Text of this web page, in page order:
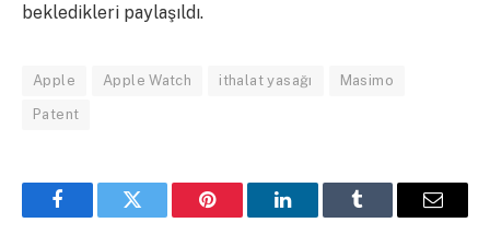
bekledikleri paylaşıldı.
Apple Apple Watch ithalat yasağı Masimo
Patent
FacebookTwitter Pinterest LinkedInTumblr Email